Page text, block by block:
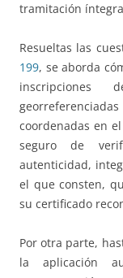
tramitación
Resueltas las
199, se aborda
inscripciones
coordenadas en
seguro de
autenticidad,
el que consten,
su certificado
Por otra parte,
la aplicación